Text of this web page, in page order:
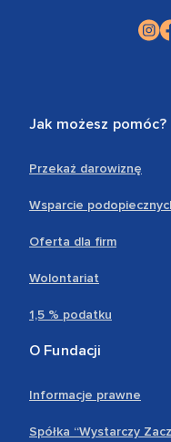
Jak możesz pomóc?
Przekaż darowiznę
Wsparcie
Oferta dla firm
Wolontariat
1,5 % podatku
O Fundacji
Informacje prawne
Spółka “Wystarczy